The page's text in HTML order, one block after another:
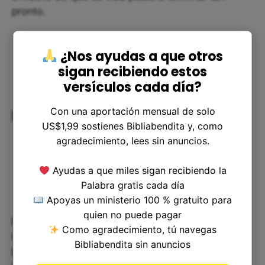
pronto.
Reflexiones sobre el verso 12
El verso 12 de Isaías 38 puede relacionarse con
situaciones de crisis de la vida. Todos pasamos
por momentos difíciles, y como el Rey Ezequías,
¿Nos ayudas a que otros
sigan recibiendo estos
versículos cada día?
Con una aportación mensual de solo
US$1,99 sostienes Bibliabendita y, como
agradecimiento, lees sin anuncios.
Ayudas a que miles sigan recibiendo la
Palabra gratis cada día
Apoyas un ministerio 100 % gratuito para
quien no puede pagar
Como agradecimiento, tú navegas
Bibliabendita sin anuncios